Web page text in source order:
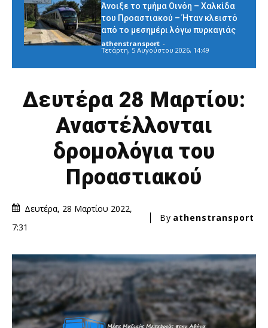
Άνοιξε το τμήμα Οινόη – Χαλκίδα
του Προαστιακού – Ήταν κλειστό
από το μεσημέρι λόγω πυρκαγιάς
athenstransport -
Τετάρτη, 5 Αυγούστου 2026, 14:49
Δευτέρα 28 Μαρτίου:
Αναστέλλονται
δρομολόγια του
Προαστιακού
Δευτέρα, 28 Μαρτίου 2022,
7:31
By athenstransport